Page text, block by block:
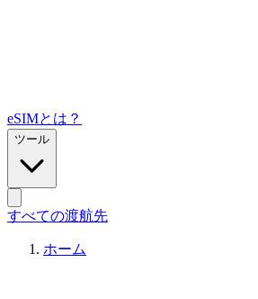
eSIMとは？
ツール
すべての渡航先
ホーム